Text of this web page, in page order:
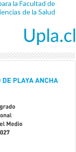
la Facultad de
de la Salud